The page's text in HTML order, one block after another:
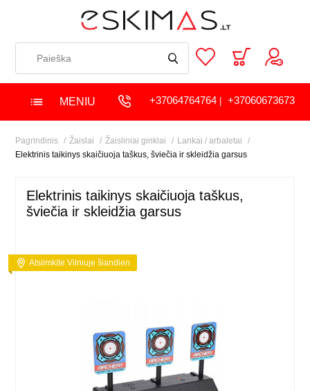
MENIU +37064764764| +37060673673
Pagrindinis Žaislai Žaisliniai ginklai
Lankai / arbaletai
Elektrinis taikinys skaičiuoja taškus, šviečia ir skleidžia garsus
Elektrinis taikinys skaičiuoja taškus,
šviečia ir skleidžia garsus
Atsiimkite Vilniuje šiandien